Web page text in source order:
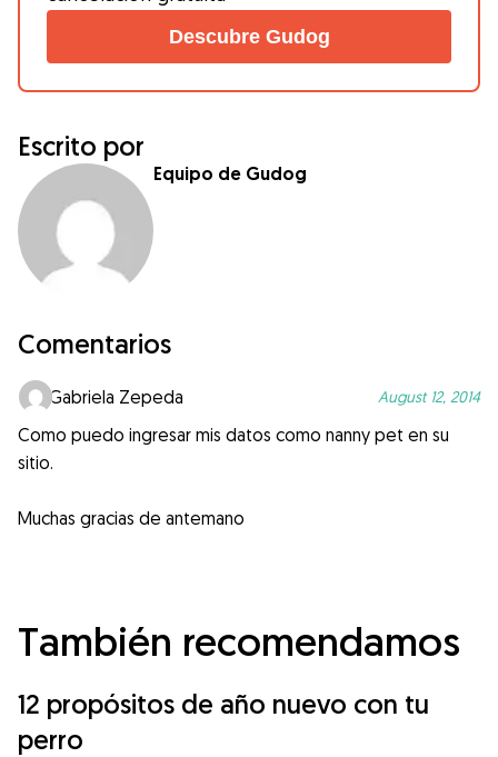
Descubre Gudog
Escrito por
Equipo de Gudog
Comentarios
Gabriela Zepeda August 12, 2014
Como puedo ingresar mis datos como nanny pet en su
sitio.
Muchas gracias de antemano
También recomendamos
12 propósitos de año nuevo con tu
perro